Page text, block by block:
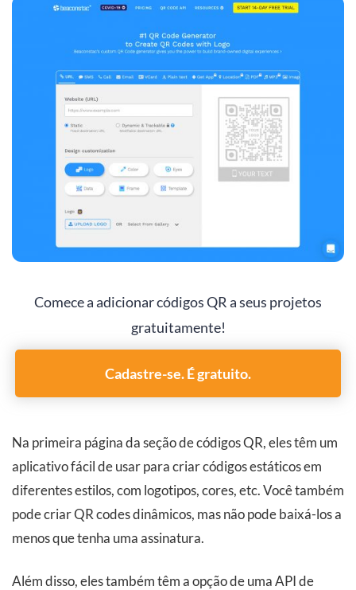
Comece a adicionar códigos QR a seus projetos
gratuitamente!
Cadastre-se. É gratuito.
Na primeira página da seção de códigos QR, eles têm um
aplicativo fácil de usar para criar códigos estáticos em
diferentes estilos, com logotipos, cores, etc. Você também
pode criar QR codes dinâmicos, mas não pode baixá-los a
menos que tenha uma assinatura.
Além disso, eles também têm a opção de uma API de